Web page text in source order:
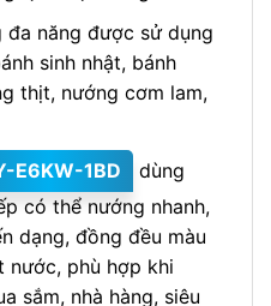
năng được sử dụng
sinh nhật, bánh
thịt, nướng cơm lam,
E6KW-1BD
dùng
có thể nướng nhanh,
dạng, đồng đều màu
nước, phù hợp khi
sắm, nhà hàng, siêu